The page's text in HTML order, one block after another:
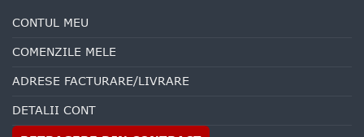
CONTUL MEU
COMENZILE MELE
ADRESE FACTURARE/LIVRARE
DETALII CONT